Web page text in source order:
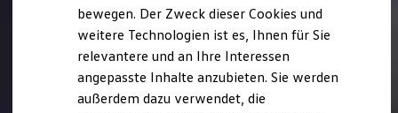
E-Auto-Förderung
Software und Konnektivität
Die ID. Software 6
ID. Software Versionen und Updates
Digitale Extras
Schnittstellen zu Ihrem ID.
bewegen. Der Zweck dieser Cookies und
weitere Technologien ist es, Ihnen für Sie
relevantere und an Ihre Interessen
angepasste Inhalte anzubieten. Sie werden
außerdem dazu verwendet, die